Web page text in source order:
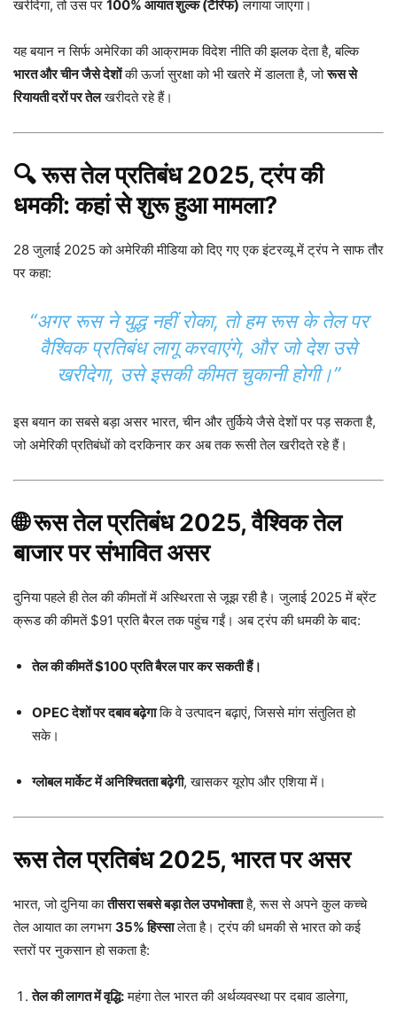
खरीदेगा, तो उस पर 100% आयात शुल्क (टैरिफ) लगाया जाएगा।
यह बयान न सिर्फ अमेरिका की आक्रामक विदेश नीति की झलक देता है, बल्कि
भारत और चीन जैसे देशोंकी ऊर्जा सुरक्षा को भी खतरे में डालता है, जोरूस से
रियायती दरों पर तेलखरीदते रहे हैं।
🔍 रूस तेल प्रतिबंध 2025, ट्रंप की
धमकी: कहां से शुरू हुआ मामला?
28 जुलाई 2025 को अमेरिकी मीडिया को दिए गए एक इंटरव्यू में ट्रंप ने साफ तौर
पर कहा:
“अगर रूस ने युद्ध नहीं रोका, तो हम रूस के तेल पर
वैश्विक प्रतिबंध लागू करवाएंगे, और जो देश उसे
खरीदेगा, उसे इसकी कीमत चुकानी होगी।”
इस बयान का सबसे बड़ा असर भारत, चीन और तुर्किये जैसे देशों पर पड़ सकता है,
जो अमेरिकी प्रतिबंधों को दरकिनार कर अब तक रूसी तेल खरीदते रहे हैं।
🌐 रूस तेल प्रतिबंध 2025, वैश्विक तेल
बाजार पर संभावित असर
दुनिया पहले ही तेल की कीमतों में अस्थिरता से जूझ रही है। जुलाई 2025 में ब्रेंट
क्रूड की कीमतें $91 प्रति बैरल तक पहुंच गईं। अब ट्रंप की धमकी के बाद:
तेल की कीमतें $100 प्रति बैरल पार कर सकती हैं।
OPEC देशों पर दबाव बढ़ेगाकि वे उत्पादन बढ़ाएं, जिससे मांग संतुलित हो
सके।
ग्लोबल मार्केट में अनिश्चितता बढ़ेगी, खासकर यूरोप और एशिया में।
रूस तेल प्रतिबंध 2025, भारत पर असर
भारत, जो दुनिया कातीसरा सबसे बड़ा तेल उपभोक्ताहै, रूस से अपने कुल कच्चे
तेल आयात का लगभग 35% हिस्सालेता है। ट्रंप की धमकी से भारत को कई
स्तरों पर नुकसान हो सकता है:
तेल की लागत में वृद्धि:महंगा तेल भारत की अर्थव्यवस्था पर दबाव डालेगा,